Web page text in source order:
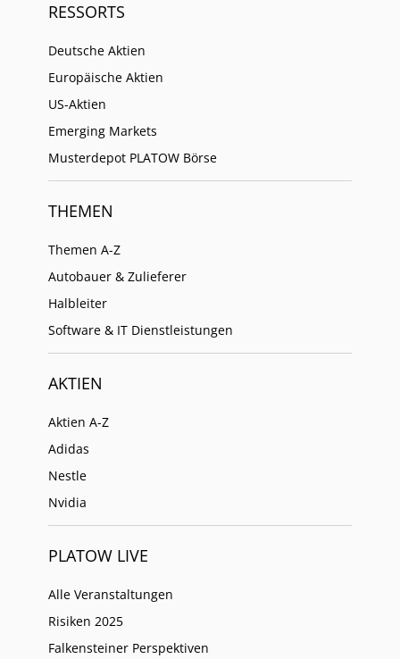
RESSORTS
Deutsche Aktien
Europäische Aktien
US-Aktien
Emerging Markets
Musterdepot PLATOW Börse
THEMEN
Themen A-Z
Autobauer & Zulieferer
Halbleiter
Software & IT Dienstleistungen
AKTIEN
Aktien A-Z
Adidas
Nestle
Nvidia
PLATOW LIVE
Alle Veranstaltungen
Risiken 2025
Falkensteiner Perspektiven